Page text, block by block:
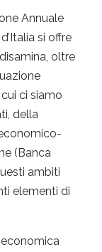
Annuale
si offre
oltre
ci siamo
della
(Banca
ambiti
elementi di